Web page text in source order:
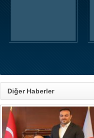
Diğer Haberler